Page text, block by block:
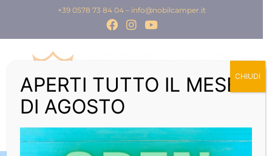
+39 0578 73 84 04– info@nobilcamper.it
APERTI TUTTO IL MESE
DI AGOSTO
CHIUDI